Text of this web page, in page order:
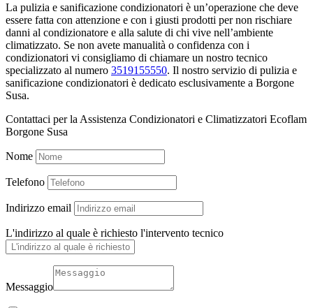
La pulizia e sanificazione condizionatori è un’operazione che deve
essere fatta con attenzione e con i giusti prodotti per non rischiare
danni al condizionatore e alla salute di chi vive nell’ambiente
climatizzato. Se non avete manualità o confidenza con i
condizionatori vi consigliamo di chiamare un nostro tecnico
specializzato al numero 3519155550. Il nostro servizio di pulizia e
sanificazione condizionatori è dedicato esclusivamente a Borgone
Susa.
Contattaci per la Assistenza Condizionatori e Climatizzatori Ecoflam
Borgone Susa
Nome
Telefono
Indirizzo email
L'indirizzo al quale è richiesto l'intervento tecnico
Messaggio